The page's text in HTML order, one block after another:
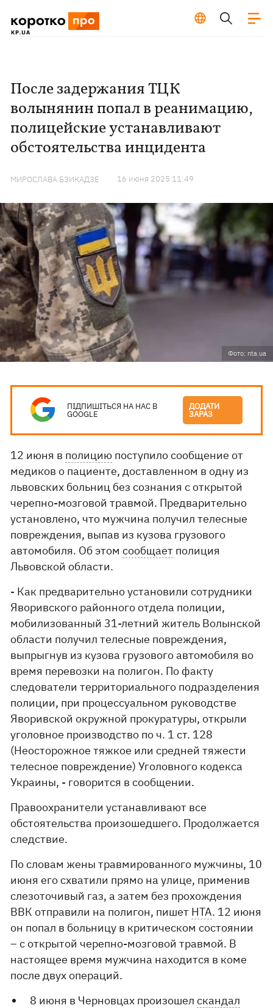
После задержания ТЦК
волынянин попал в реанимацию,
полицейские устанавливают
обстоятельства инцидента
МИРОСЛАВА БЗИКАДЗЕ 16 июня 2025 11:49
Фото: nta.ua
ПІДПИШІТЬСЯ НА НАС В
GOOGLE
ДОДАТИ
ЗАРАЗ
12 июня в полицию поступило сообщение от
медиков о пациенте, доставленном в одну из
львовских больниц без сознания с открытой
черепно-мозговой травмой. Предварительно
установлено, что мужчина получил телесные
повреждения, выпав из кузова грузового
автомобиля. Об этомсообщает полиция
Львовской области.
- Как предварительно установили сотрудники
Яворивского районного отдела полиции,
мобилизованный 31-летний житель Волынской
области получил телесные повреждения,
выпрыгнув из кузова грузового автомобиля во
время перевозки на полигон. По факту
следователи территориального подразделения
полиции, при процессуальном руководстве
Яворивской окружной прокуратуры, открыли
уголовное производство по ч. 1 ст. 128
(Неосторожное тяжкое или средней тяжести
телесное повреждение) Уголовного кодекса
Украины, - говорится в сообщении.
Правоохранители устанавливают все
обстоятельства произошедшего. Продолжается
следствие.
По словам жены травмированного мужчины, 10
июня его схватили прямо на улице, применив
слезоточивый газ, а затем без прохождения
ВВК отправили на полигон, пишет НТА. 12 июня
он попал в больницу в критическом состоянии
– с открытой черепно-мозговой травмой. В
настоящее время мужчина находится в коме
после двух операций.
8 июня в Черновцах произошелскандал